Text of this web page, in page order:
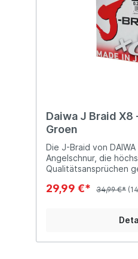
Daiwa J Braid X8 - 300m - Donker
Groen
Die J-Braid von
Angelschnur, die
Qualitätsansprüchen
große Meeresräuber
betreiben – mit der J-
Schnur bietet die
29,99 €* 34,99 €*